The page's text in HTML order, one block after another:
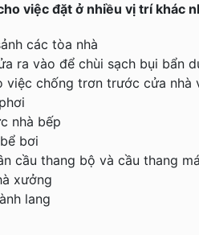
việc đặt ở nhiều vị trí khác
các tòa nhà
ra vào để chùi sạch bụi bẩn
việc chống trơn trước cửa nhà
nhà bếp
bơi
cầu thang bộ và cầu thang
xưởng
lang